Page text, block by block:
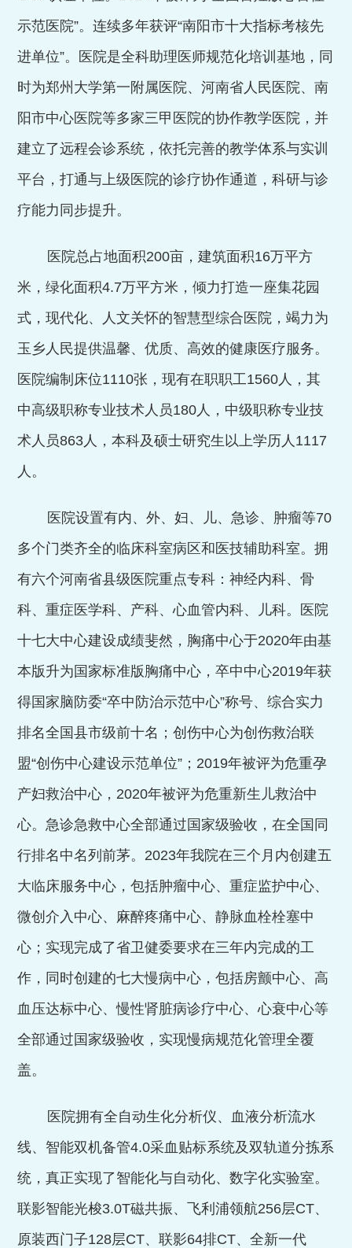
示范医院”。连续多年获评“南阳市十大指标考核先
进单位”。医院是全科助理医师规范化培训基地，同
时为郑州大学第一附属医院、河南省人民医院、南
阳市中心医院等多家三甲医院的协作教学医院，并
建立了远程会诊系统，依托完善的教学体系与实训
平台，打通与上级医院的诊疗协作通道，科研与诊
疗能力同步提升。
医院总占地面积200亩，建筑面积16万平方
米，绿化面积4.7万平方米，倾力打造一座集花园
式，现代化、人文关怀的智慧型综合医院，竭力为
玉乡人民提供温馨、优质、高效的健康医疗服务。
医院编制床位1110张，现有在职职工1560 人，其
中高级职称专业技术人员180 人，中级职称专业技
术人员863 人，本科及硕士研究生以上学历人 1117
人。
医院设置有内、外、妇、儿、急诊、肿瘤等70
多个门类齐全的临床科室病区和医技辅助科室。拥
有六个河南省县级医院重点专科：神经内科、骨
科、重症医学科、产科、心血管内科、儿科。医院
十七大中心建设成绩斐然，胸痛中心于2020年由基
本版升为国家标准版胸痛中心，卒中中心2019年获
得国家脑防委“卒中防治示范中心”称号、综合实力
排名全国县市级前十名；创伤中心为创伤救治联
盟“创伤中心建设示范单位”； 2019年被评为危重孕
产妇救治中心， 2020年被评为危重新生儿救治中
心。 急诊急救中心全部通过国家级验收，在全国同
行排名中名列前茅。 2023年我院在三个月内创建五
大临床服务中心，包括肿瘤中心、重症监护中心、
微创介入中心、麻醉疼痛中心、静脉血栓栓塞中
心；实现完成了省卫健委要求在三年内完成的工
作，同时创建的七大慢病中心，包括房颤中心、高
血压达标中心、慢性肾脏病诊疗中心、心衰中心等
全部通过国家级验收，实现慢病规范化管理全覆
盖。
医院拥有全自动生化分析仪、血液分析流水
线、智能双机备管4.0采血贴标系统及双轨道分拣系
统，真正实现了智能化与自动化、数字化实验室。
联影智能光梭3.0T磁共振、飞利浦领航256层CT、
原装西门子128层CT、联影64排CT、全新一代